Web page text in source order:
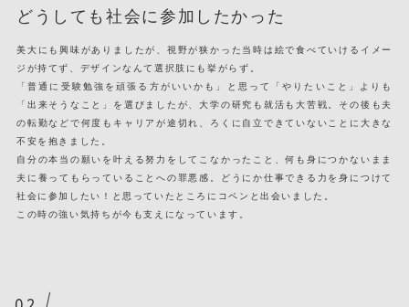
どうしても社会に参加したかった
美大にも興味がありましたが、視野が狭かった当時は絵で食べていけるイメー
ジが持てず、デザインなんて選択肢にも挙がらず。
「普通に受験勉強を頑張る方がいいかも」と思って「やりたいこと」よりも
「出来そうなこと」を選びましたが、大学の研究も就活も大苦戦。その後も夫
の転勤などで何度もキャリアが途切れ、ろくに自立できていないことに大きな
不安を抱きました。
自分の本当の願いを叶える努力をしてこなかったこと、何も身につかないまま
夫に養ってもらっていることへの罪悪感。どうにか仕事できる力を身につけて
社会に参加したい！と思っていたところにコペンと出会いました。
この時の強い気持ちが今も支えになっています。